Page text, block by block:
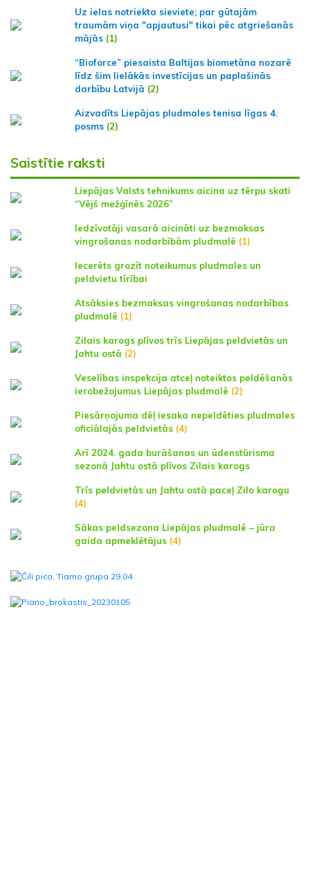
Uz ielas notriekta sieviete; par gūtajām
traumām viņa "apjautusi" tikai pēc atgriešanās
mājās (1)
“Bioforce” piesaista Baltijas biometāna nozarē
līdz šim lielākās investīcijas un paplašinās
darbību Latvijā (2)
Aizvadīts Liepājas pludmales tenisa līgas 4.
posms (2)
Saistītie raksti
Liepājas Valsts tehnikums aicina uz tērpu skati
“Vējš mežģīnēs 2026”
Iedzīvotāji vasarā aicināti uz bezmaksas
vingrošanas nodarbībām pludmalē (1)
Iecerēts grozīt noteikumus pludmales un
peldvietu tīrībai
Atsāksies bezmaksas vingrošanas nodarbības
pludmalē (1)
Zilais karogs plīvos trīs Liepājas peldvietās un
Jahtu ostā (2)
Veselības inspekcija atceļ noteiktos peldēšanās
ierobežojumus Liepājas pludmalē (2)
Piesārņojuma dēļ iesaka nepeldēties pludmales
oficiālajās peldvietās (4)
Arī 2024. gada burāšanas un ūdenstūrisma
sezonā Jahtu ostā plīvos Zilais karogs
Trīs peldvietās un Jahtu ostā paceļ Zilo karogu
(4)
Sākas peldsezona Liepājas pludmalē – jūra
gaida apmeklētājus (4)